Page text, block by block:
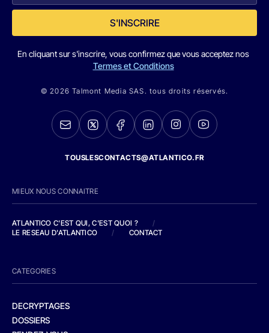
S'INSCRIRE
En cliquant sur s'inscrire, vous confirmez que vous acceptez nos
Termes et Conditions
© 2026 Talmont Media SAS. tous droits réservés.
TOUSLESCONTACTS@ATLANTICO.FR
MIEUX NOUS CONNAITRE
ATLANTICO C'EST QUI, C'EST QUOI ?
/
LE RESEAU D'ATLANTICO
/ CONTACT
CATEGORIES
DECRYPTAGES
DOSSIERS